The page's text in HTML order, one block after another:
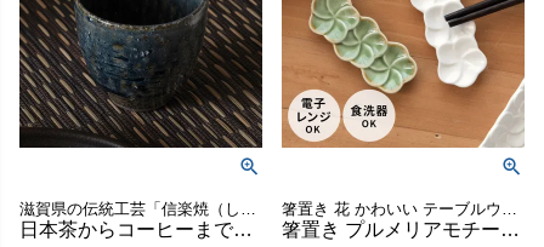
日本茶からコーヒーまで、毎日使える 信楽焼 藍（あい） 湯呑み[94934]
箸置き プルメリアモチーフ 三輪タイプ 7.9cm ホワイト グリーン 陶器製 [pl3-66815 pl3-66816]【 はし置き 薬味皿 フランジパニ カトラリー置き 可愛い バリ島 リゾート ギフト プレゼント カフェ レストラン おしゃれ キッチン雑貨 アジアン 雑貨 アジアン雑貨 】